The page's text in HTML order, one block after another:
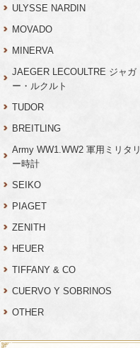
ULYSSE NARDIN
MOVADO
MINERVA
JAEGER LECOULTRE ジャガ
ー・ルクルト
TUDOR
BREITLING
Army WW1.WW2 軍用ミリタリ
ー時計
SEIKO
PIAGET
ZENITH
HEUER
TIFFANY & CO
CUERVO Y SOBRINOS
OTHER